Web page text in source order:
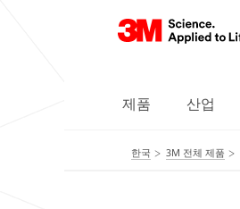
제품 산업
한국 3M 전체 제품